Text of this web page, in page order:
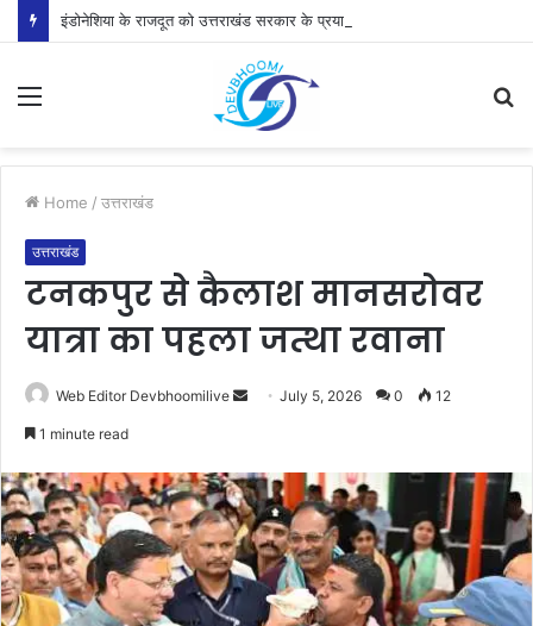
इंडोनेशिया के राजदूत को उत्तराखंड सरकार के प्रयासों की जानकारी दी
Menu
Home / उत्तराखंड
उत्तराखंड
टनकपुर से कैलाश मानसरोवर
यात्रा का पहला जत्था रवाना
Web Editor Devbhoomilive
SendJuly 5, 2026 0 12
1 minute read